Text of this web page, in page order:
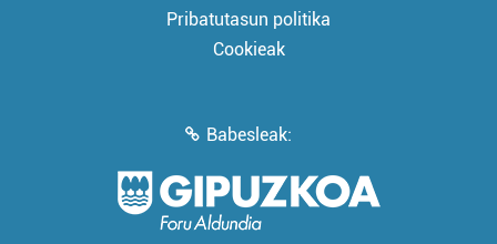
Pribatutasun politika
Cookieak
Babesleak: